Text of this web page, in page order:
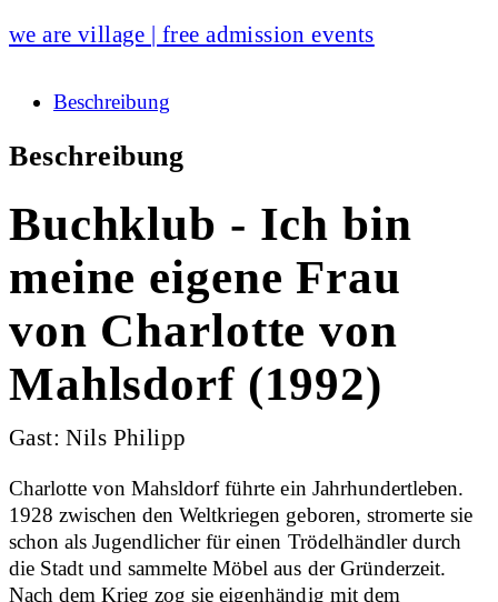
we are village | free admission events
Beschreibung
Beschreibung
Buchklub - Ich bin
meine eigene Frau
von Charlotte von
Mahlsdorf (1992)
Gast: Nils Philipp
Charlotte von Mahsldorf führte ein Jahrhundertleben.
1928 zwischen den Weltkriegen geboren, stromerte sie
schon als Jugendlicher für einen Trödelhändler durch
die Stadt und sammelte Möbel aus der Gründerzeit.
Nach dem Krieg zog sie eigenhändig mit dem